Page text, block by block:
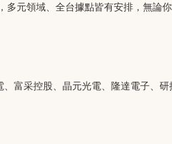
多元領域、全台據點皆有安排，無論
富采控股、晶元光電、隆達電子、